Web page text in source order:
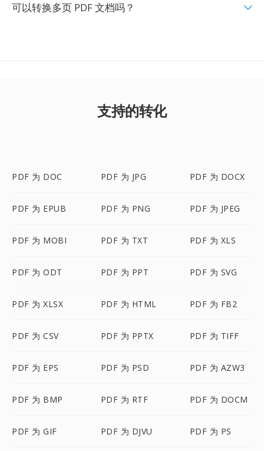
可以转换多页 PDF 文档吗？
支持的转化
PDF 为 DOC PDF 为 JPG PDF 为 DOCX
PDF 为 EPUB PDF 为 PNG PDF 为 JPEG
PDF 为 MOBI PDF 为 TXT PDF 为 XLS
PDF 为 ODT PDF 为 PPT PDF 为 SVG
PDF 为 XLSX PDF 为 HTML PDF 为 FB2
PDF 为 CSV PDF 为 PPTX PDF 为 TIFF
PDF 为 EPS PDF 为 PSD PDF 为 AZW3
PDF 为 BMP PDF 为 RTF PDF 为 DOCM
PDF 为 GIF PDF 为 DJVU PDF 为 PS